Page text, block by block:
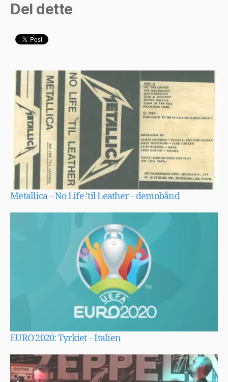
Del dette
Metallica – No Life ’til Leather – demobånd
EURO 2020: Tyrkiet – Italien